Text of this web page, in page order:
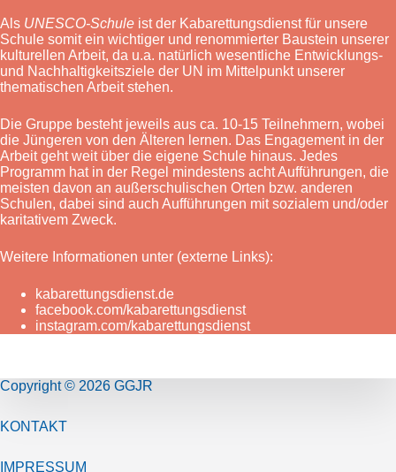
Als UNESCO-Schule ist der Kabarettungsdienst für unsere
Schule somit ein wichtiger und renommierter Baustein unserer
kulturellen Arbeit, da u.a. natürlich wesentliche Entwicklungs-
und Nachhaltigkeitsziele der UN im Mittelpunkt unserer
thematischen Arbeit stehen.
Die Gruppe besteht jeweils aus ca. 10-15 Teilnehmern, wobei
die Jüngeren von den Älteren lernen. Das Engagement in der
Arbeit geht weit über die eigene Schule hinaus. Jedes
Programm hat in der Regel mindestens acht Aufführungen, die
meisten davon an außerschulischen Orten bzw. anderen
Schulen, dabei sind auch Aufführungen mit sozialem und/oder
karitativem Zweck.
Weitere Informationen unter (externe Links):
kabarettungsdienst.de
facebook.com/kabarettungsdienst
instagram.com/kabarettungsdienst
Copyright © 2026 GGJR
KONTAKT
IMPRESSUM